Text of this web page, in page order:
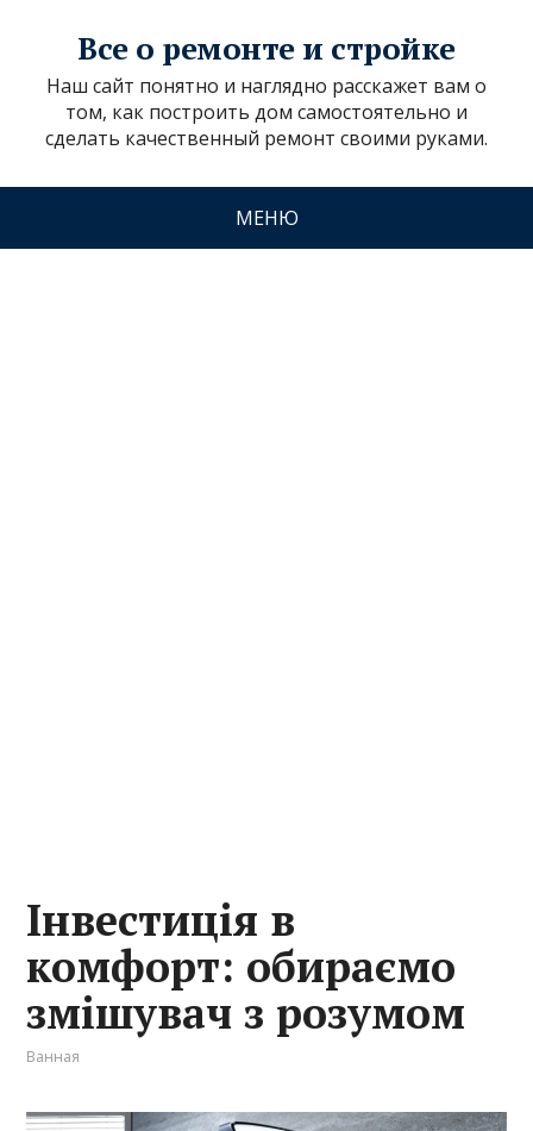
Все о ремонте и стройке
Наш сайт понятно и наглядно расскажет вам о
том, как построить дом самостоятельно и
сделать качественный ремонт своими руками.
МЕНЮ
Інвестиція в
комфорт: обираємо
змішувач з розумом
Ванная